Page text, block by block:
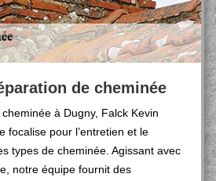
de cheminée
à Dugny, Falck Kevin
focalise pour l’entretien et le
types de cheminée. Agissant avec
notre équipe fournit des